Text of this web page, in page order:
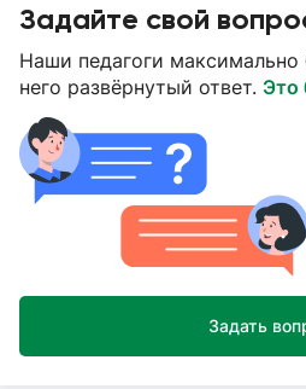
Задайте свой
Наши педагоги максимально
него развёрнутый ответ. Это
Задать